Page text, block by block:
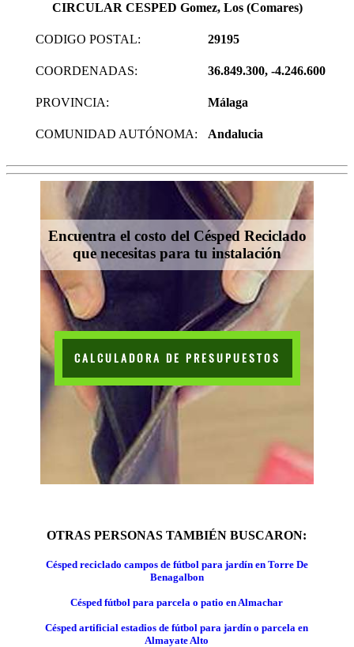
CIRCULAR CESPED Gomez, Los (Comares)
CODIGO POSTAL: 29195
COORDENADAS: 36.849.300, -4.246.600
PROVINCIA: Málaga
COMUNIDAD AUTÓNOMA: Andalucia
Encuentra el costo del Césped Reciclado
que necesitas para tu instalación
CALCULADORA DE PRESUPUESTOS
OTRAS PERSONAS TAMBIÉN BUSCARON:
Césped reciclado campos de fútbol para jardín en Torre De
Benagalbon
Césped fútbol para parcela o patio en Almachar
Césped artificial estadios de fútbol para jardín o parcela en
Almayate Alto